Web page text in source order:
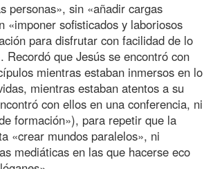
personas», sin «añadir cargas
«imponer sofisticados y laboriosos
para disfrutar con facilidad de lo
Recordó que Jesús se encontró con
mientras estaban inmersos en lo
mientras estaban atentos a su
con ellos en una conferencia, ni
formación»), para repetir que la
«crear mundos paralelos», ni
mediáticas en las que hacerse eco